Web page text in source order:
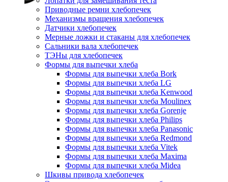
Приводные ремни хлебопечек
Механизмы вращения хлебопечек
Датчики хлебопечек
Мерные ложки и стаканы для хлебопечек
Сальники вала хлебопечек
ТЭНы для хлебопечек
Формы для выпечки хлеба
Формы для выпечки хлеба Bork
Формы для выпечки хлеба LG
Формы для выпечки хлеба Kenwood
Формы для выпечки хлеба Moulinex
Формы для выпечки хлеба Gorenje
Формы для выпечки хлеба Philips
Формы для выпечки хлеба Panasonic
Формы для выпечки хлеба Redmond
Формы для выпечки хлеба Vitek
Формы для выпечки хлеба Maxima
Формы для выпечки хлеба Midea
Шкивы привода хлебопечек